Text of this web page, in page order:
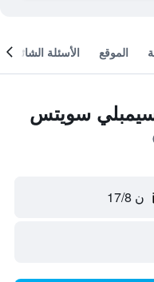
الموقع الأسئلة الشائعة
سويتس
ن 17/8